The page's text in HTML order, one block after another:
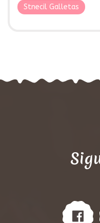
Stnecil Galletas